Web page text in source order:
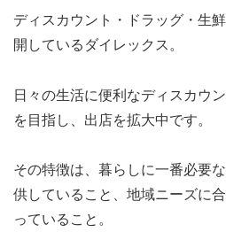
ディスカウント・ドラッグ・生
開しているダイレックス。
日々の生活に便利なディスカウ
を目指し、出店を拡大中です。
その特徴は、暮らしに一番必要
供していること、地域ニーズに
っていること。